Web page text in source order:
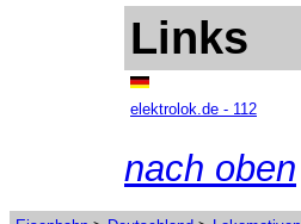
Links
elektrolok.de - 112
nach oben